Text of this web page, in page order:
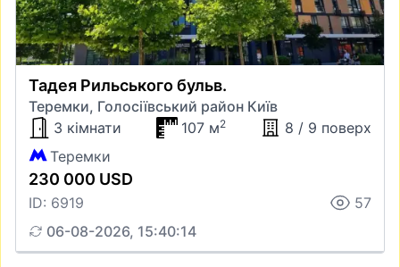
Тадея Рильського бульв.
Теремки, Голосіївський район Київ
3 кімнати
107 м2
8 / 9 поверх
Теремки
230 000 USD
ID: 6919
57
06-08-2026, 15:40:14